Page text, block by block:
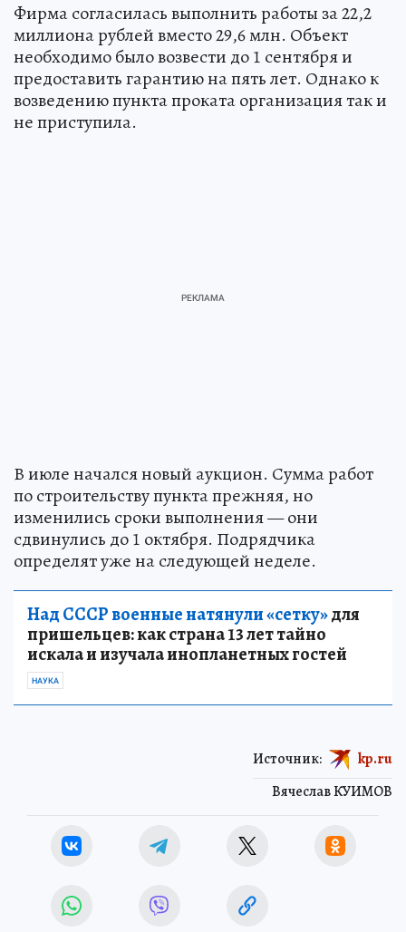
Фирма согласилась выполнить работы за 22,2
миллиона рублей вместо 29,6 млн. Объект
необходимо было возвести до 1 сентября и
предоставить гарантию на пять лет. Однако к
возведению пункта проката организация так и
не приступила.
В июле начался новый аукцион. Сумма работ
по строительству пункта прежняя, но
изменились сроки выполнения — они
сдвинулись до 1 октября. Подрядчика
определят уже на следующей неделе.
Над СССР военные натянули «сетку»для
пришельцев: как страна 13 лет тайно
искала и изучала инопланетных гостей
НАУКА
Вячеслав КУИМОВ
Источник: kp.ru